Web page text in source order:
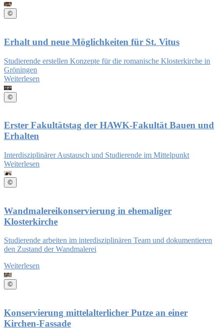
©
Erhalt und neue Möglichkeiten für St. Vitus
Studierende erstellen Konzepte für die romanische Klosterkirche in
Gröningen
Weiterlesen
©
Erster Fakultätstag der HAWK-Fakultät Bauen und
Erhalten
Interdisziplinärer Austausch und Studierende im Mittelpunkt
Weiterlesen
©
Wandmalereikonservierung in ehemaliger
Klosterkirche
Studierende arbeiten im interdisziplinären Team und dokumentieren
den Zustand der Wandmalerei
Weiterlesen
©
Konservierung mittelalterlicher Putze an einer
Kirchen-Fassade